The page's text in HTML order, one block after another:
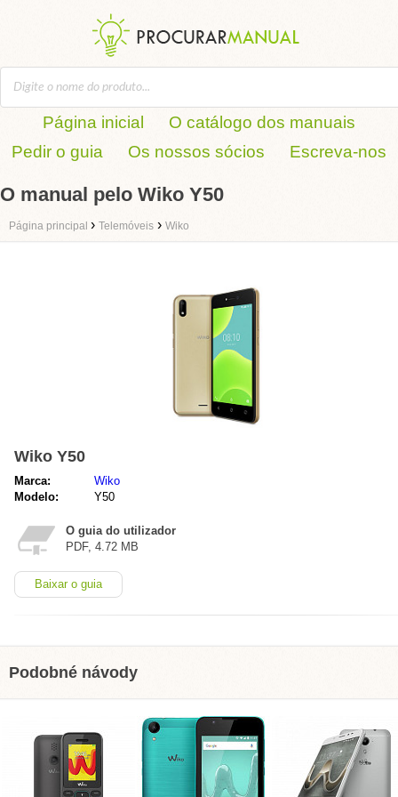
Página inicial
O catálogo dos manuais
Pedir o guia
Os nossos sócios Escreva-nos
O manual pelo Wiko Y50
Página principal › Telemóveis › Wiko
Wiko Y50
Marca:
Wiko
Modelo:
Y50
O guia do utilizador
PDF, 4.72 MB
Baixar o guia
Podobné návody